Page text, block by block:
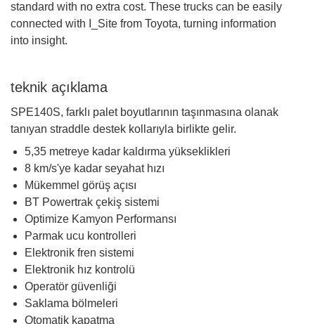
standard with no extra cost. These trucks can be easily
connected with I_Site from Toyota, turning information
into insight.
teknik açıklama
SPE140S, farklı palet boyutlarının taşınmasına olanak
tanıyan straddle destek kollarıyla birlikte gelir.
5,35 metreye kadar kaldırma yükseklikleri
8 km/s'ye kadar seyahat hızı
Mükemmel görüş açısı
BT Powertrak çekiş sistemi
Optimize Kamyon Performansı
Parmak ucu kontrolleri
Elektronik fren sistemi
Elektronik hız kontrolü
Operatör güvenliği
Saklama bölmeleri
Otomatik kapatma